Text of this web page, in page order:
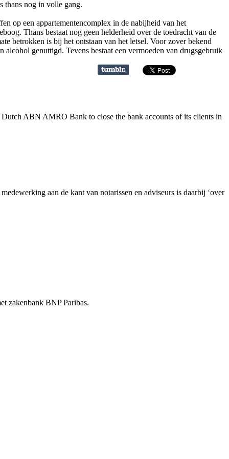
thans nog in volle gang.
op een appartementencomplex in de nabijheid van het
Thans bestaat nog geen helderheid over de toedracht van de
betrokken is bij het ontstaan van het letsel. Voor zover bekend
genuttigd. Tevens bestaat een vermoeden van drugsgebruik
ABN AMRO Bank to close the bank accounts of its clients in
aan de kant van notarissen en adviseurs is daarbij ‘over
zakenbank BNP Paribas.